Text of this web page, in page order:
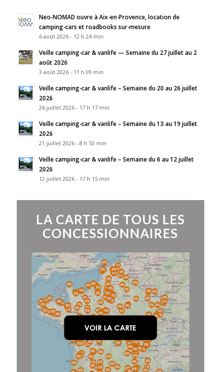
Neo-NOMAD ouvre à Aix-en-Provence, location de
camping-cars et roadbooks sur-mesure
6 août 2026 - 12 h 24 min
Veille camping-car & vanlife — Semaine du 27 juillet au 2
août 2026
3 août 2026 - 11 h 09 min
Veille camping-car & vanlife – Semaine du 20 au 26 juillet
2026
26 juillet 2026 - 17 h 17 min
Veille camping-car & vanlife – Semaine du 13 au 19 juillet
2026
21 juillet 2026 - 8 h 53 min
Veille camping-car & vanlife – Semaine du 6 au 12 juillet
2026
12 juillet 2026 - 17 h 15 min
LA CARTE DE TOUS LES
CONCESSIONNAIRES